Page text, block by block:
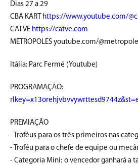
Dias 27 a 29
CBA KART https://www.youtube.com/
CATVE https://catve.com
METROPOLES youtube.com/
Itália: Parc Fermé (Youtube)
PREMIAÇÃO
- Troféus para os três primeiros nas
- Troféu para o chefe de equipe ou
- Categoria Mini: o vencedor ganhará a